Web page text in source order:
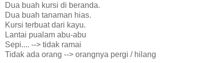
Dua buah kursi di beranda.
Dua buah tanaman hias.
Kursi terbuat dari kayu.
Lantai pualam abu-abu
Sepi.... --> tidak ramai
Tidak ada orang --> orangnya pergi / hilang